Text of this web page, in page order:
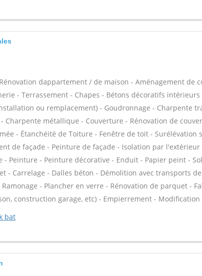
dappartement / de maison - Aménagement de
- Terrassement - Chapes - Bétons décoratifs intérieurs
ou remplacement) - Goudronnage - Charpente
Charpente métallique - Couverture - Rénovation de
- Étanchéité de Toiture - Fenêtre de toit - Surélévation
de façade - Peinture de façade - Isolation par l'extérieur
- Peinture - Peinture décorative - Enduit - Papier peint -
- Carrelage - Dalles béton - Démolition avec transports
- Plancher en verre - Rénovation de parquet -
construction garage, etc) - Empierrement -
bat